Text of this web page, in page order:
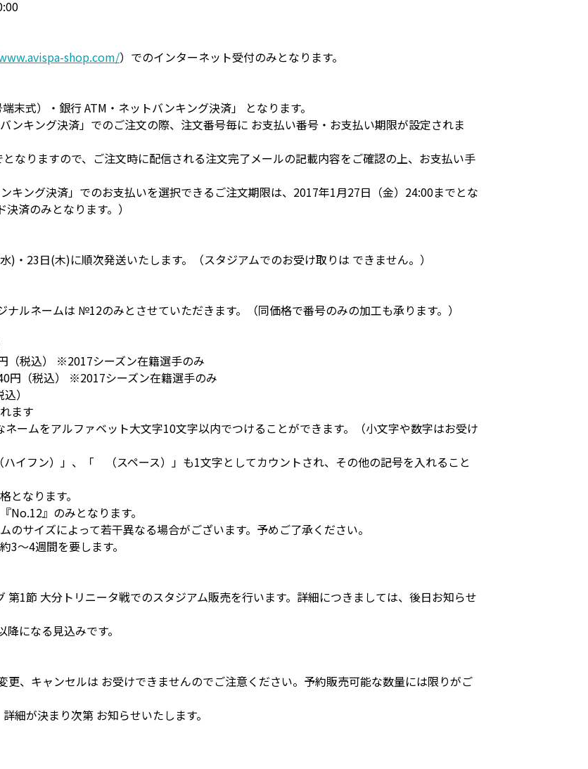
shop.com/）でのインターネット受付のみとなります。
末式）・銀行 ATM・ネットバンキング決済」 となります。
ンキング決済」でのご注文の際、注文番号毎に お支払い番号・お支払い期限が設定されま
なりますので、ご注文時に配信される注文完了メールの記載内容をご確認の上、お支払い手
キング決済」でのお支払いを選択できるご注文期限は、2017年1月27日（金）24:00までとな
済のみとなります。）
・23日(木)に順次発送いたします。（スタジアムでのお受け取りは できません。）
ルネームは №12のみとさせていただきます。（同価格で番号のみの加工も承ります。）
（税込） ※2017シーズン在籍選手のみ
円（税込） ※2017シーズン在籍選手のみ
）
ます
ームをアルファベット大文字10文字以内でつけることができます。（小文字や数字はお受け
イフン）」、「 （スペース）」も1文字としてカウントされ、その他の記号を入れること
となります。
No.12』のみとなります。
サイズによって若干異なる場合がございます。予めご了承ください。
3～4週間を要します。
1節 大分トリニータ戦でのスタジアム販売を行います。詳細につきましては、後日お知らせ
になる見込みです。
更、キャンセルは お受けできませんのでご注意ください。予約販売可能な数量には限りがご
細が決まり次第 お知らせいたします。